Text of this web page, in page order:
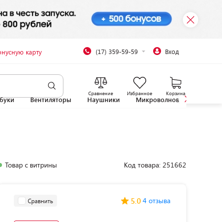
карту (17) 359-59-59 Вход
Сравнение Избранное Корзина
Вентиляторы Наушники Микроволновые печи
Товар с витрины Код товара: 251662
Сравнить 5.0 4 отзыва